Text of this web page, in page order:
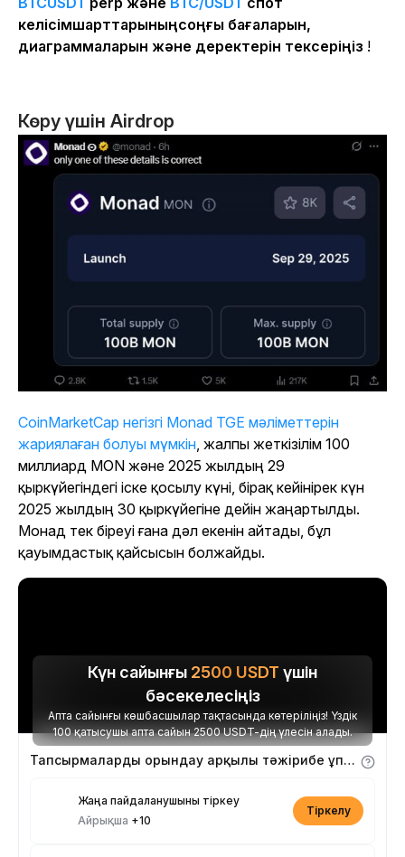
келісімшарттарыныңсоңғы бағаларын,
диаграммаларын және деректерін тексеріңіз !
Көру үшін Airdrop
CoinMarketCap негізгі Monad TGE мәліметтерін
жариялаған болуы мүмкін , жалпы жеткізілім 100
миллиард MON және 2025 жылдың 29
қыркүйегіндегі іске қосылу күні, бірақ кейінірек күн
2025 жылдың 30 қыркүйегіне дейін жаңартылды.
Монад тек біреуі ғана дәл екенін айтады, бұл
қауымдастық қайсысын болжайды.
Күн сайынғы 2500 USDT үшін
бәсекелесіңіз
Апта сайынғы көшбасшылар тақтасында көтеріліңіз! Үздік
100 қатысушы апта сайын 2500 USDT-дің үлесін алады.
Тапсырмаларды орындау арқылы тәжірибе ұпайларын алыңыз
Жаңа пайдаланушыны тіркеу
Айрықша +10
Тіркелу